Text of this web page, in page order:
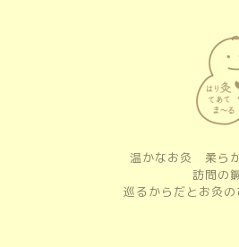
温かなお灸 柔らか
訪問の鍼
巡るからだとお灸の